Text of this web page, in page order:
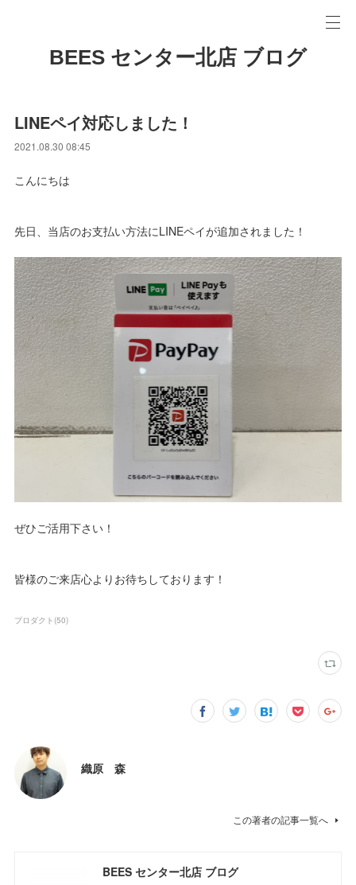
BEES センター北店 ブログ
LINEペイ対応しました！
2021.08.30 08:45
こんにちは
先日、当店のお支払い方法にLINEペイが追加されました！
ぜひご活用下さい！
皆様のご来店心よりお待ちしております！
プロダクト (50)
織原 森
この著者の記事一覧へ
BEES センター北店 ブログ